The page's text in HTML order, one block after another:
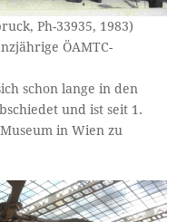
Ph-33935, 1983)
ÖAMTC-
schon lange in den
und ist seit 1.
in Wien zu